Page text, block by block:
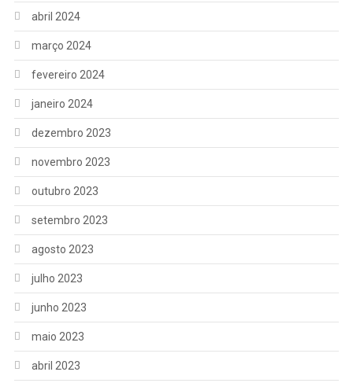
abril 2024
março 2024
fevereiro 2024
janeiro 2024
dezembro 2023
novembro 2023
outubro 2023
setembro 2023
agosto 2023
julho 2023
junho 2023
maio 2023
abril 2023